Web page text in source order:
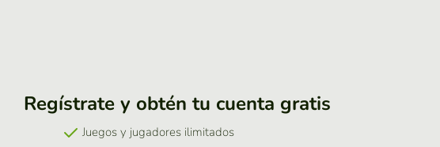
Regístrate y obtén tu cuenta gratis
Juegos y jugadores ilimitados